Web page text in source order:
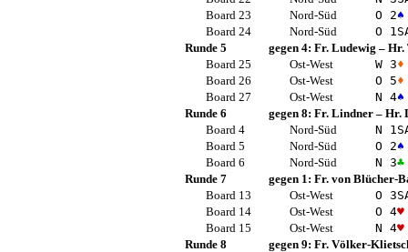
Board 23
Nord-Süd O 2♠
Board 24
Nord-Süd O 1
Runde 5
gegen 4: Fr. Ludewig – Hr.
Board 25
Ost-West W 3♦
Board 26
Ost-West O 5♦
Board 27
Ost-West N 4♠
Runde 6
gegen 8: Fr. Lindner – Hr.
Board 4
Nord-Süd N 1
Board 5
Nord-Süd O 2♠
Board 6
Nord-Süd N 3♣
Runde 7
gegen 1: Fr. von Blücher-
Board 13
Ost-West O 3
Board 14
Ost-West O 4♥
Board 15
Ost-West N 4♥
Runde 8
gegen 9: Fr. Völker-